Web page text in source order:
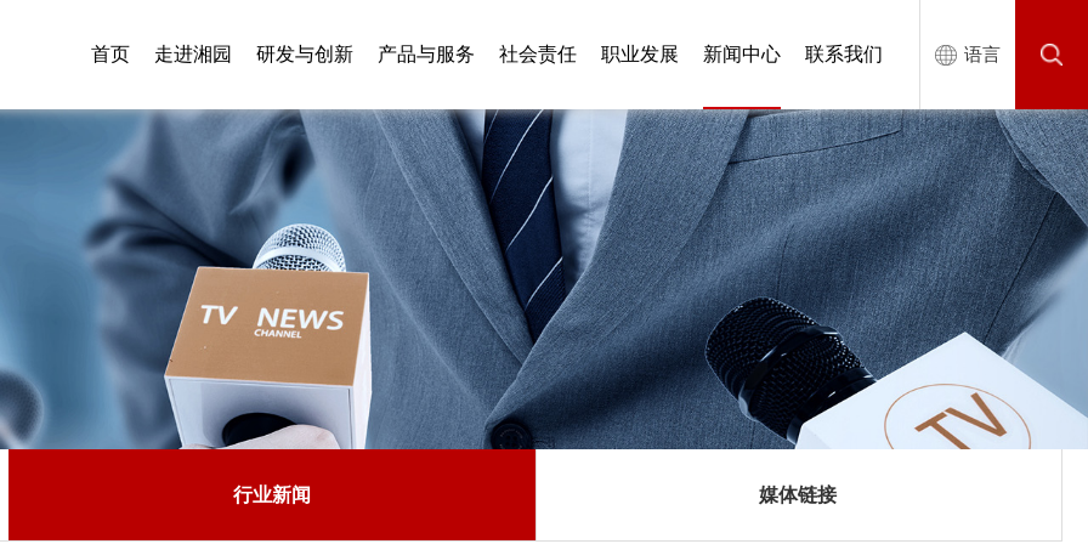
语言
首页 走进湘园 研发与创新 产品与服务 社会责任 职业发展 新闻中心 联系我们
行业新闻 媒体链接